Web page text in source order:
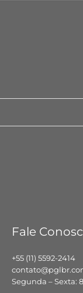
Fale
+55 (11) 5592-2414
Segunda – Sexta: